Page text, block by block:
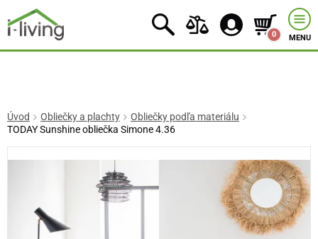
0 MENU
Úvod Obliečky a plachty
Obliečky podľa materiálu
TODAY Sunshine obliečka Simone 4.36